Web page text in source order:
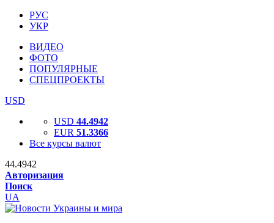
РУС
УКР
ВИДЕО
ФОТО
ПОПУЛЯРНЫЕ
СПЕЦПРОЕКТЫ
USD
USD 44.4942
EUR 51.3366
Все курсы валют
44.4942
Авторизация
Поиск
UA